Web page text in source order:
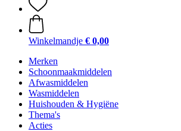
Winkelmandje € 0,00
Merken
Schoonmaakmiddelen
Afwasmiddelen
Wasmiddelen
Huishouden & Hygiëne
Thema's
Acties